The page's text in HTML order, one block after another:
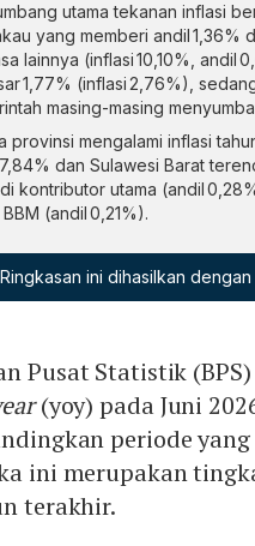
utama tekanan inflasi
yang memberi andil
lainnya (inflasi 10,10%, andil
1,77% (inflasi 2,76%),
masing-masing
provinsi mengalami inflasi
dan Sulawesi Barat
kontributor utama (andil
(andil 0,21%).
Ringkasan ini dihasilkan
Pusat Statistik
(yoy) pada Juni
periode
ini merupakan
terakhir.